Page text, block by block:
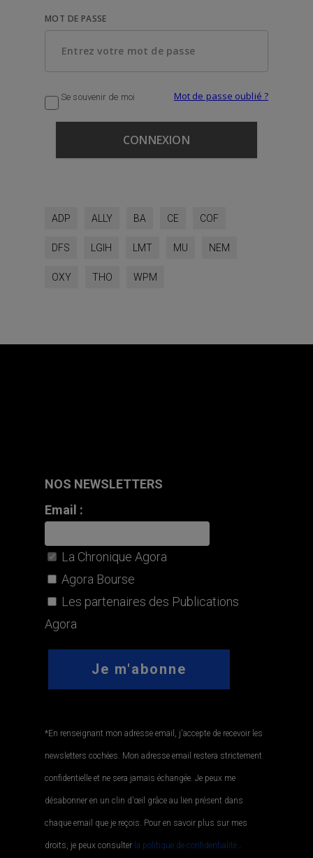
MOT DE PASSE
Se souvenir de moi Mot de passe oublié ?
ADP ALLY BA CE COF
DFS LGIH LMT MU NEM
OXY THO WPM
NOS NEWSLETTERS
Email :
La Chronique Agora
Agora Bourse
Les partenaires des Publications
Agora
*En renseignant mon adresse email, j'accepte de recevoir les
newsletters cochées. Mon adresse email restera strictement
confidentielle et ne sera jamais échangée. Je peux me
désabonner en un clin d'œil grâce au lien présent dans
chaque email que je reçois. Pour en savoir plus sur mes
droits, je peux consulter la politique de confidentialité..